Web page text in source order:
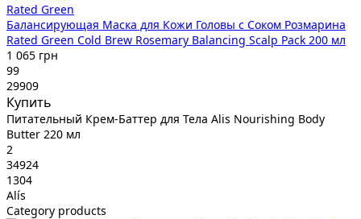
Rated Green
Балансирующая Маска для Кожи Головы с Соком Розмарина
Rated Green Cold Brew Rosemary Balancing Scalp Pack 200 мл
1 065 грн
99
29909
Купить
Питательный Крем-Баттер для Тела Alis Nourishing Body
Butter 220 мл
2
34924
1304
Alís
Category products